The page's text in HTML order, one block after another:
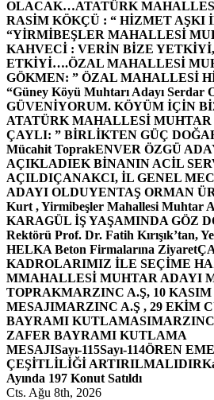
OLACAK…ATATÜRK
RASİM KÖKÇÜ : “ HİZMET AŞKI
“YİRMİBEŞLER MAHALLESİ
KAHVECİ : VERİN BİZE
ETKİYİ….ÖZAL MAHALLESİ
GÖKMEN: ” ÖZAL MAHALLESİ
“Güney Köyü Muhtarı Adayı
GÜVENİYORUM. KÖYÜM İÇİN
ATATÜRK MAHALLESİ
ÇAYLI: ” BİRLİKTEN GÜÇ
Mücahit ToprakENVER ÖZGÜ
AÇIKLADIEK BİNANIN ACİL
AÇILDIÇANAKCI, İL GENEL
ADAYI OLDUYENTAŞ ORMAN
Kurt , Yirmibeşler Mahallesi Muhtar
KARAGÜL İŞ YAŞAMINDA GÖZ
Rektörü Prof. Dr. Fatih Kırışık’tan,
HELKA Beton Firmalarına Ziyaret
KADROLARIMIZ İLE SEÇİME
MMAHALLESİ MUHTAR ADAYI
TOPRAKMARZINC A.Ş, 10
MESAJIMARZINC A.Ş , 29 EKİM
BAYRAMI KUTLAMASIMARZINC
ZAFER BAYRAMI KUTLAMA
MESAJISayı-115Sayı-114ÖREN
ÇEŞİTLİLİĞİ ARTIRILMALIDIR
Ayında 197 Konut Satıldı
Cts. Ağu 8th, 2026